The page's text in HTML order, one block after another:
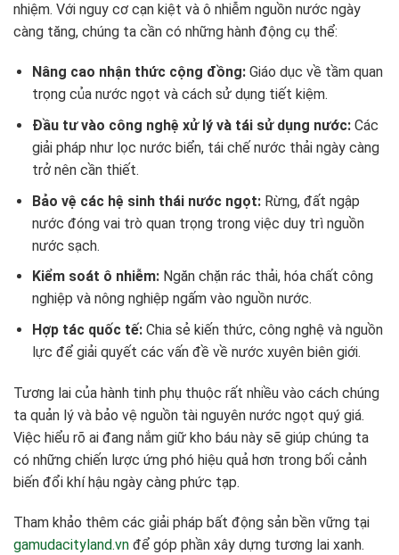
nhiệm. Với nguy cơ cạn kiệt và ô nhiễm nguồn nước ngày
càng tăng, chúng ta cần có những hành động cụ thể:
Nâng cao nhận thức cộng đồng:Giáo dục về tầm quan
trọng của nước ngọt và cách sử dụng tiết kiệm.
Đầu tư vào công nghệ xử lý và tái sử dụng nước:Các
giải pháp như lọc nước biển, tái chế nước thải ngày càng
trở nên cần thiết.
Bảo vệ các hệ sinh thái nước ngọt:Rừng, đất ngập
nước đóng vai trò quan trọng trong việc duy trì nguồn
nước sạch.
Kiểm soát ô nhiễm:Ngăn chặn rác thải, hóa chất công
nghiệp và nông nghiệp ngấm vào nguồn nước.
Hợp tác quốc tế:Chia sẻ kiến thức, công nghệ và nguồn
lực để giải quyết các vấn đề về nước xuyên biên giới.
Tương lai của hành tinh phụ thuộc rất nhiều vào cách chúng
ta quản lý và bảo vệ nguồn tài nguyên nước ngọt quý giá.
Việc hiểu rõ ai đang nắm giữ kho báu này sẽ giúp chúng ta
có những chiến lược ứng phó hiệu quả hơn trong bối cảnh
biến đổi khí hậu ngày càng phức tạp.
Tham khảo thêm các giải pháp bất động sản bền vững tại
gamudacityland.vn để góp phần xây dựng tương lai xanh.